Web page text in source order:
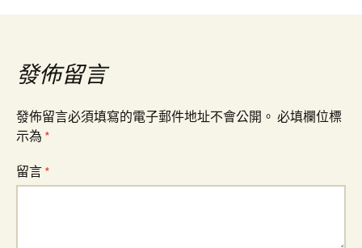
導
覽發佈留言
發佈留言必須填寫的電子郵件地址不會公開。 必填欄位標
示為 *
留言 *